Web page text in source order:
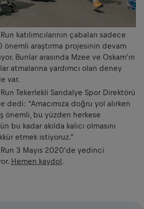
katılımcılarının çabaları sadece
araştırma projesinin devam
Bunlar arasında Mzee ve Oskam'ın
atmalarına yardımcı olan deney
var.
Tekerlekli Sandalye Spor Direktörü
dedi: "Amacımıza doğru yol alırken
önemli, bu yüzden herkese
bu kadar akılda kalıcı olmasını
etmek istiyoruz."
3 Mayıs 2020'de yedinci
Hemen kaydol.